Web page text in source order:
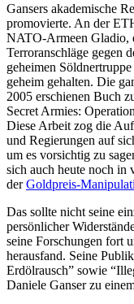
Gansers akademische
promovierte. An der
NATO-Armeen Gladio,
Terroranschläge gegen
geheimen
geheim gehalten. Die
2005 erschienen Buch
Secret Armies:
Diese Arbeit zog die
und Regierungen auf
um es vorsichtig zu
sich auch heute noch in
derGoldpreis-
Das sollte nicht seine
persönlicher
seine Forschungen fort
herausfand. Seine
Erdölrausch” sowie
Daniele Ganser zu